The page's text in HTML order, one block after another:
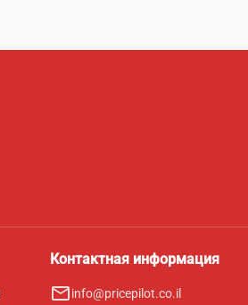
Контактная информация
mail_outlineinfo@pricepilot.co.il